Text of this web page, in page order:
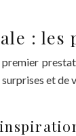
: les
et